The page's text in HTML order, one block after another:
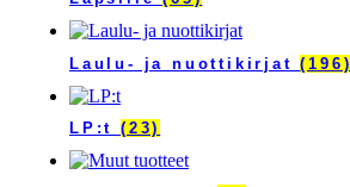
Laulu- ja nuottikirjat(196)
LP:t (23)